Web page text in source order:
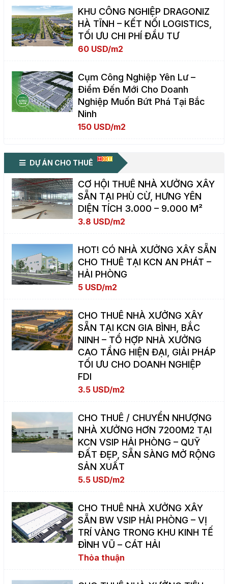
KHU CÔNG NGHIỆP DRAGONIZ
HÀ TĨNH – KẾT NỐI LOGISTICS,
TỐI ƯU CHI PHÍ ĐẦU TƯ
60 USD/m2
Cụm Công Nghiệp Yên Lư –
Điểm Đến Mới Cho Doanh
Nghiệp Muốn Bứt Phá Tại Bắc
Ninh
150 USD/m2
DỰ ÁN CHO THUÊ
CƠ HỘI THUÊ NHÀ XƯỞNG XÂY
SẴN TẠI PHÙ CỪ, HƯNG YÊN
DIỆN TÍCH 3.000 – 9.000 M²
3.8 USD/m2
HOT! CÓ NHÀ XƯỞNG XÂY SẴN
CHO THUÊ TẠI KCN AN PHÁT –
HẢI PHÒNG
5 USD/m2
CHO THUÊ NHÀ XƯỞNG XÂY
SẴN TẠI KCN GIA BÌNH, BẮC
NINH – TỔ HỢP NHÀ XƯỞNG
CAO TẦNG HIỆN ĐẠI, GIẢI PHÁP
TỐI ƯU CHO DOANH NGHIỆP
FDI
3.5 USD/m2
CHO THUÊ / CHUYỂN NHƯỢNG
NHÀ XƯỞNG HƠN 7200M2 TẠI
KCN VSIP HẢI PHÒNG – QUỸ
ĐẤT ĐẸP, SẴN SÀNG MỞ RỘNG
SẢN XUẤT
5.5 USD/m2
CHO THUÊ NHÀ XƯỞNG XÂY
SẴN BW VSIP HẢI PHÒNG – VỊ
TRÍ VÀNG TRONG KHU KINH TẾ
ĐÌNH VŨ – CÁT HẢI
Thỏa thuận